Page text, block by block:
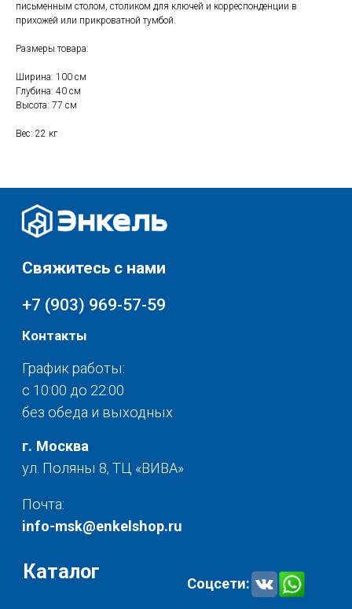
письменным столом, столиком для ключей и корреспонденции в
прихожей или прикроватной тумбой.
Размеры товара:
Ширина: 100 см
Глубина: 40 см
Высота: 77 см
Вес: 22 кг
Мебель
Текстиль для дома
Скидки и акции
О нас
Соцсети:
с 10:00 до 22:00
Контакты
Почта:
г. Москва
ул. Поляны 8, ТЦ «ВИВА»